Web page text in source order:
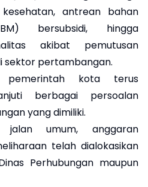
antrean bahan
bersubsidi, hingga
akibat pemutusan
sektor pertambangan.
pemerintah kota terus
berbagai persoalan
yang dimiliki.
jalan umum, anggaran
telah dialokasikan
Perhubungan maupun